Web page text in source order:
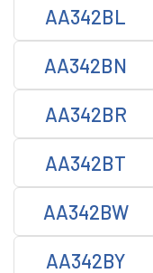
AA342BL
AA342BN
AA342BR
AA342BT
AA342BW
AA342BY